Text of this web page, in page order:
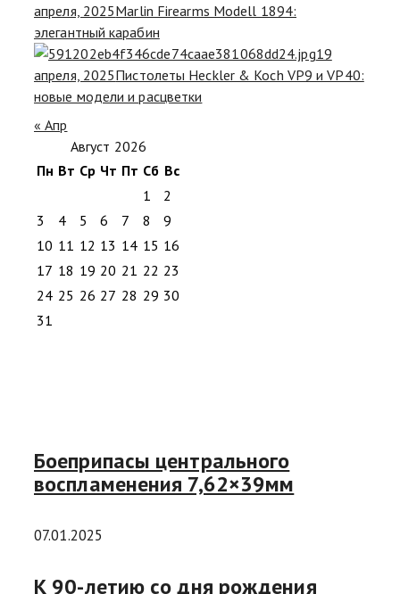
апреля, 2025Marlin Firearms Modell 1894:
элегантный карабин
19
апреля, 2025Пистолеты Heckler & Koch VP9 и VP40:
новые модели и расцветки
« Апр
Август 2026
Пн Вт Ср Чт Пт Сб Вс
1
2
3
4 5 6 7 8
9
10 11 12 13 14 15 16
17 18 19 20 21 22 23
24 25 26 27 28 29 30
31
Боеприпасы центрального
воспламенения 7,62×39мм
07.01.2025
К 90-летию cо дня рождения